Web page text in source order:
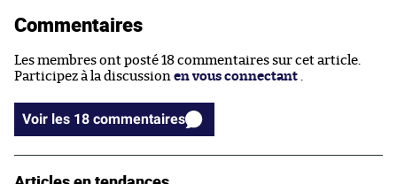
Commentaires
Les membres ont posté 18 commentaires sur cet article.
Participez à la discussion en vous connectant
Voir les 18 commentaires